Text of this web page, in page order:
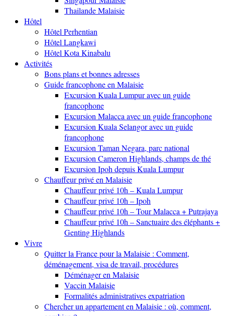
Thailande Malaisie
Hôtel
Hôtel Perhentian
Hôtel Langkawi
Hôtel Kota Kinabalu
Activités
Bons plans et bonnes adresses
Guide francophone en Malaisie
Excursion Kuala Lumpur avec un guide
francophone
Excursion Malacca avec un guide francophone
Excursion Kuala Selangor avec un guide
francophone
Excursion Taman Negara, parc national
Excursion Cameron Highlands, champs de thé
Excursion Ipoh depuis Kuala Lumpur
Chauffeur privé en Malaisie
Chauffeur privé 10h – Kuala Lumpur
Chauffeur privé 10h – Ipoh
Chauffeur privé 10h – Tour Malacca + Putrajaya
Chauffeur privé 10h – Sanctuaire des éléphants +
Genting Highlands
Vivre
Quitter la France pour la Malaisie : Comment,
déménagement, visa de travail, procédures
Déménager en Malaisie
Vaccin Malaisie
Formalités administratives expatriation
Chercher un appartement en Malaisie : où, comment,